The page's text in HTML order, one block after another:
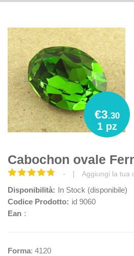
€3.30
1 pz
Cabochon ovale
- | Aggiungi la tua
Disponibilità: In Stock (disponibile)
Codice Prodotto: id 9060
Ean :
Forma: 4120